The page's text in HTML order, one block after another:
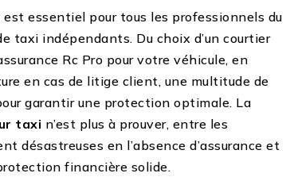
est essentiel pour tous les professionnels du
taxi indépendants. Du choix d’un courtier
Rc Pro pour votre véhicule, en
en cas de litige client, une multitude de
garantir une protection optimale. La
taxi n’est plus à prouver, entre les
désastreuses en l’absence d’assurance et
financière solide.